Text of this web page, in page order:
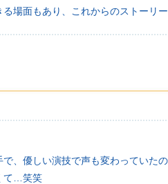
場面もあり、これからのストーリ
、優しい演技で声も変わっていたの
て…笑笑